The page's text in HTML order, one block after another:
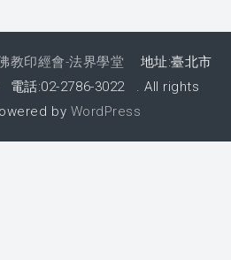
教印經會-法界學堂 地址:臺北市
電話:02-2786-3022 . All rights
by WordPress